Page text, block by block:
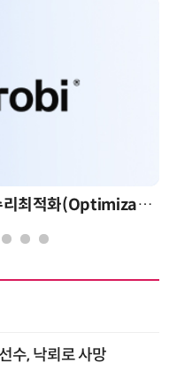
AI 시대의 의사결정을 바꾸는 수리최적화(Optimization): 실제 산업 적용 사례와 활용 전략
수, 낙뢰로 사망